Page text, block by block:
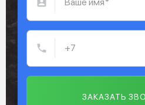
ЗАКАЗАТЬ